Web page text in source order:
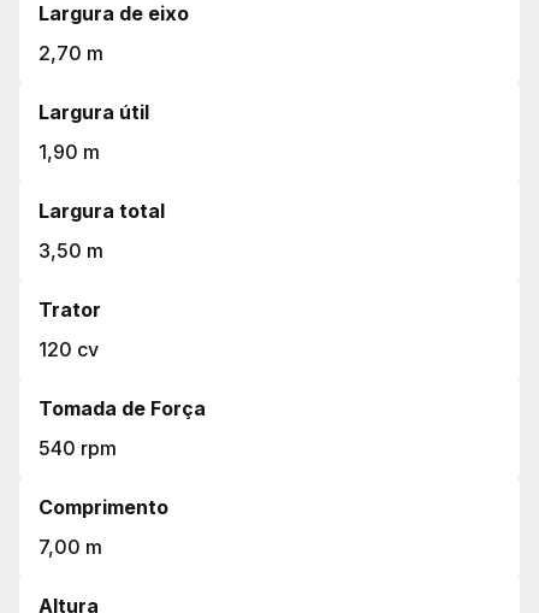
Largura de eixo
2,70 m
Largura útil
1,90 m
Largura total
3,50 m
Trator
120 cv
Tomada de Força
540 rpm
Comprimento
7,00 m
Altura